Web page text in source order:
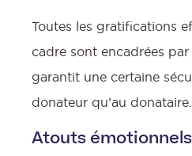
Toutes les gratifications
cadre sont encadrées
garantit une certaine
donateur qu’au donataire.
Atouts